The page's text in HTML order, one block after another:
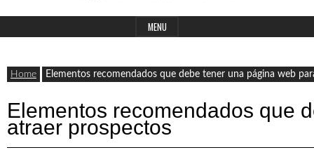
Negocios
con
Últimas
noticias,
comunicados
actualidad
de
Header
MENU
Home Elementos recomendados que debe tener una página web
Elementos recomendados que
atraer prospectos